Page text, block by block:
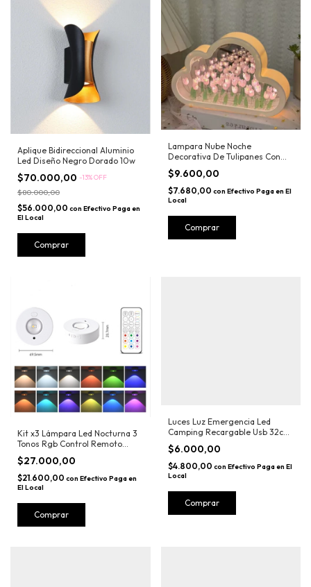
Aplique Bidireccional Aluminio
Led Diseño Negro Dorado 10w
$70.000,00 -13%OFF
$80.000,00
$56.000,00 con Efectivo Paga en
El Local
Lampara Nube Noche
Decorativa De Tulipanes Con
Espejo Diy
$9.600,00
$7.680,00 con Efectivo Paga en El
Local
Kit x3 Lámpara Led Nocturna 3
Tonos Rgb Control Remoto
Recargable
$27.000,00
$21.600,00 con Efectivo Paga en
El Local
Luces Luz Emergencia Led
Camping Recargable Usb 32cm
Potente
$6.000,00
$4.800,00 con Efectivo Paga en El
Local